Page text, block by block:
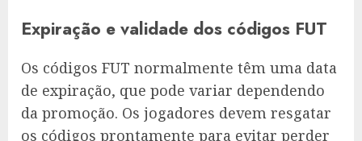
Expiração e validade dos códigos FUT
Os códigos FUT normalmente têm uma data
de expiração, que pode variar dependendo
da promoção. Os jogadores devem resgatar
os códigos prontamente para evitar perder